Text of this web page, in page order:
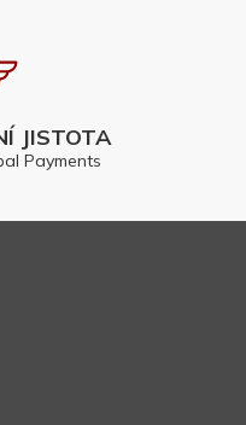
JISTOTA
Payments